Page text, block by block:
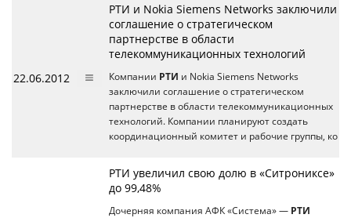
22.06.2012
РТИ и Nokia Siemens Networks заключили
соглашение о стратегическом
партнерстве в области
телекоммуникационных технологий
Компании РТИ и Nokia Siemens Networks
заключили соглашение о стратегическом
партнерстве в области телекоммуникационных
технологий. Компании планируют создать
координационный комитет и рабочие группы, ко
РТИ увеличил свою долю в «Ситрониксе»
до 99,48%
Дочерняя компания АФК «Система» — РТИ